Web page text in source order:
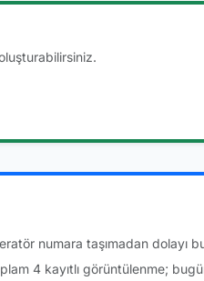
numara taşımadan dolayı
4 kayıtlı görüntülenme;